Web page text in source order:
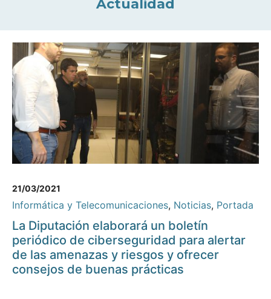
Actualidad
21/03/2021
Informática y Telecomunicaciones, Noticias, Portada
La Diputación elaborará un boletín
periódico de ciberseguridad para alertar
de las amenazas y riesgos y ofrecer
consejos de buenas prácticas